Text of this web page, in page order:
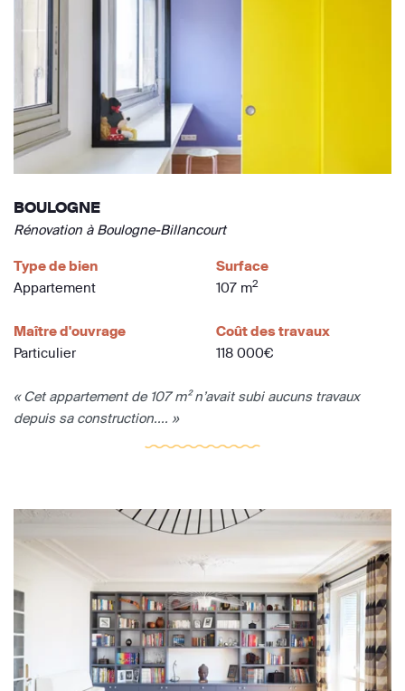
BOULOGNE
Rénovation à Boulogne-Billancourt
Type de bien
Appartement
Surface
107 m2
Maître d'ouvrage
Particulier
Coût des travaux
118 000€
« Cet appartement de 107 m² n’avait subi aucuns travaux
depuis sa construction.... »